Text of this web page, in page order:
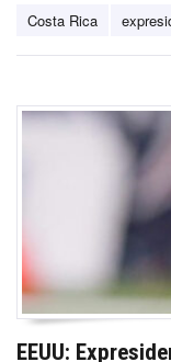
Costa Rica
EEUU: